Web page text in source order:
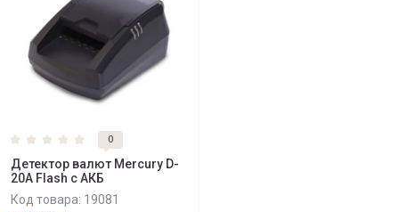
0
Детектор валют Mercury D-
20A Flash с АКБ
Код товара: 19081